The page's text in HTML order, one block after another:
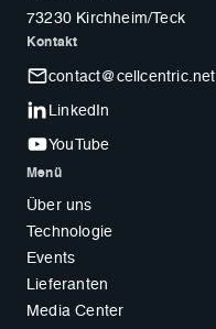
73230 Kirchheim/Teck
Kontakt
contact@cellcentric.net
LinkedIn
YouTube
Menü
Über uns
Technologie
Events
Lieferanten
Media Center